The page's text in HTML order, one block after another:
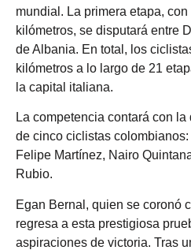
mundial. La primera etapa,
kilómetros, se disputará entre
de Albania. En total, los
kilómetros a lo largo de 21
la capital italiana.
La competencia contará con
de cinco ciclistas
Felipe Martínez, Nairo
Rubio.
Egan Bernal, quien se coronó
regresa a esta prestigiosa
aspiraciones de victoria. Tras